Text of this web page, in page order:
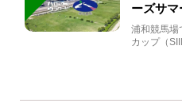
ーズサ
馬と見ど
浦和競馬場
カップ（